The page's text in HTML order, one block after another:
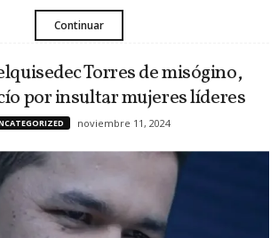
Continuar
Torres de misógino,
por insultar mujeres líderes
noviembre 11, 2024